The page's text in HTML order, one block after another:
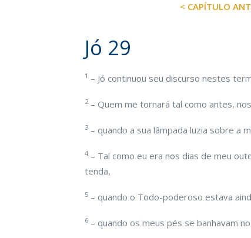
< CAPÍTULO
Jó 29
1 – Jó continuou seu discurso nestes
2– Quem me tornará tal como antes,
3 – quando a sua lâmpada luzia sobre a
4 – Tal como eu era nos dias de meu
tenda,
5 – quando o Todo-poderoso estava
6 – quando os meus pés se banhavam